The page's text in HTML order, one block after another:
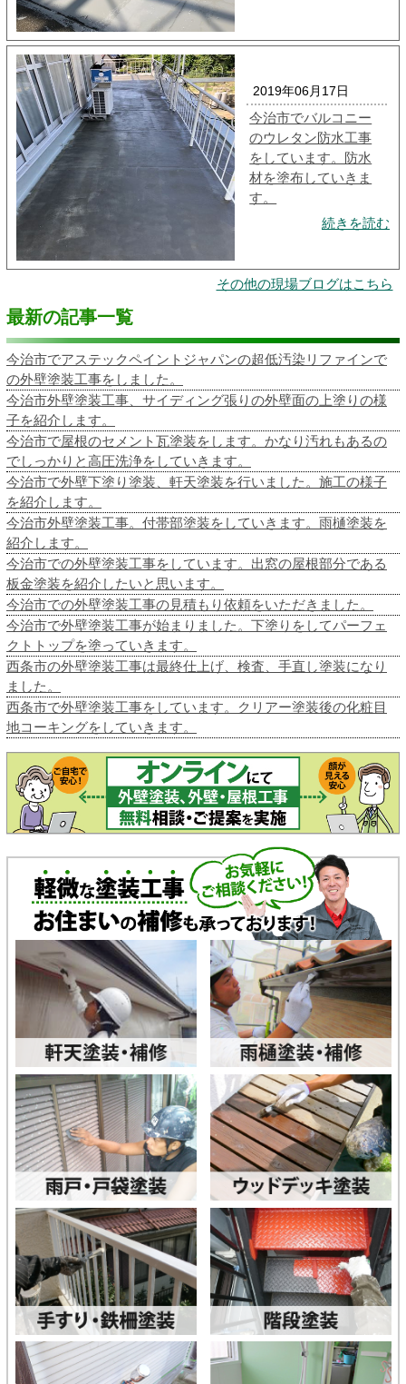
2019年06月17日
今治市でバルコニー
のウレタン防水工事
をしています。防水
材を塗布していきま
す。
続きを読む
その他の現場ブログはこちら
最新の記事一覧
今治市でアステックペイントジャパンの超低汚染リファインで
の外壁塗装工事をしました。
今治市外壁塗装工事、サイディング張りの外壁面の上塗りの様
子を紹介します。
今治市で屋根のセメント瓦塗装をします。かなり汚れもあるの
でしっかりと高圧洗浄をしていきます。
今治市で外壁下塗り塗装、軒天塗装を行いました。施工の様子
を紹介します。
今治市外壁塗装工事。付帯部塗装をしていきます。雨樋塗装を
紹介します。
今治市での外壁塗装工事をしています。出窓の屋根部分である
板金塗装を紹介したいと思います。
今治市での外壁塗装工事の見積もり依頼をいただきました。
今治市で外壁塗装工事が始まりました。下塗りをしてパーフェ
クトトップを塗っていきます。
西条市の外壁塗装工事は最終仕上げ、検査、手直し塗装になり
ました。
西条市で外壁塗装工事をしています。クリアー塗装後の化粧目
地コーキングをしていきます。